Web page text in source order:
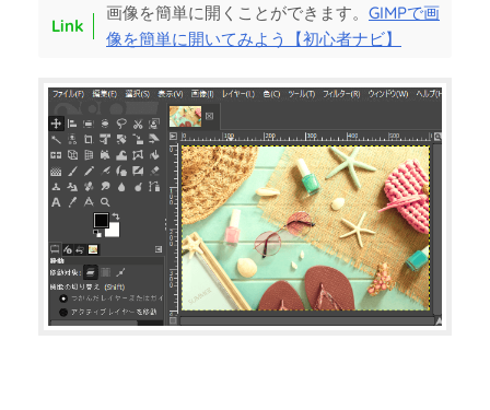
画像を簡単に開くことができます。 GIMPで画
像を簡単に開いてみよう【初心者ナビ】